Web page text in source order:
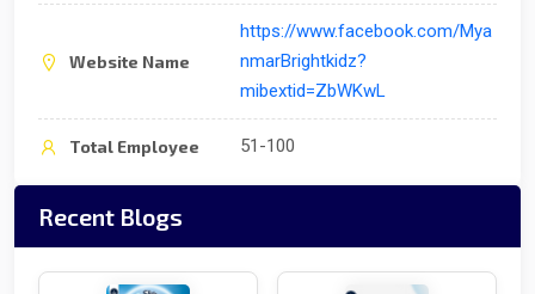
Website Name
https://www.facebook.com/Mya
nmarBrightkidz?
mibextid=ZbWKwL
Total Employee 51-100
Recent Blogs